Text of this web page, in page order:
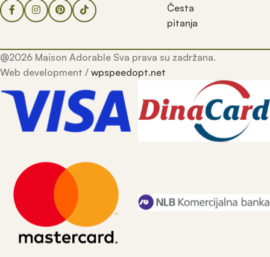
Česta
pitanja
@2026 Maison Adorable Sva prava su zadržana.
Web development / wpspeedopt.net